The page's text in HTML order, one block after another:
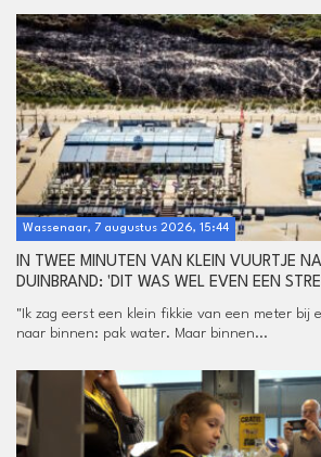
Wassenaar, 7 augustus 2026, 15:44
IN TWEE MINUTEN VAN KLEIN VUURTJE
DUINBRAND: 'DIT WAS WEL EVEN EEN
"Ik zag eerst een klein fikkie van een meter bij
naar binnen: pak water. Maar binnen...